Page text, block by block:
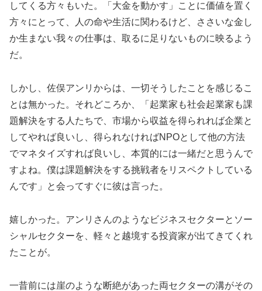
してくる方々もいた。「大金を動かす」ことに価値を置く
方々にとって、人の命や生活に関わるけど、ささいな金し
か生まない我々の仕事は、取るに足りないものに映るよう
だ。
しかし、佐俣アンリからは、一切そうしたことを感じるこ
とは無かった。それどころか、「起業家も社会起業家も課
題解決をする人たちで、市場から収益を得られれば企業と
してやれば良いし、得られなければNPOとして他の方法
でマネタイズすれば良いし、本質的には一緒だと思うんで
すよね。僕は課題解決をする挑戦者をリスペクトしている
んです」と会ってすぐに彼は言った。
嬉しかった。アンリさんのようなビジネスセクターとソー
シャルセクターを、軽々と越境する投資家が出てきてくれ
たことが。
一昔前には崖のような断絶があった両セクターの溝がその